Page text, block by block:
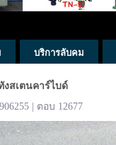
บริการลับคม
งสเตนคาร์ไบด์
| ตอบ 12677